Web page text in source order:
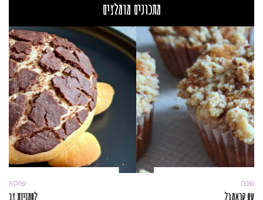
מתכונים מומלצים